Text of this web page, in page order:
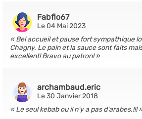
Fabflo67
Le 04 Mai 2023
Bel accueil et pause fort sympathique
Chagny. Le pain et la sauce sont faits
excellent! Bravo au patron!
archambaud.eric
Le 30 Janvier 2018
Le seul kebab ou il n'y a pas d'arabes.!!!